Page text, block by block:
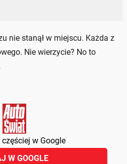
nie stanął w miejscu. Każda z
Nie wierzycie? No to
w Google
W GOOGLE